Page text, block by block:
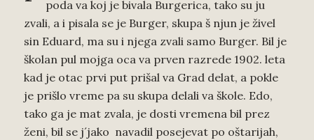
poda va koj je bivala Burgerica, tako su ju
zvali, a i pisala se je Burger, skupa š njun je živel
sin Eduard, ma su i njega zvali samo Burger. Bil je
školan pul mojga oca va prven razrede 1902. leta
kad je otac prvi put prišal va Grad delat, a pokle
je prišlo vreme pa su skupa delali va škole. Edo,
tako ga je mat zvala, je dosti vremena bil prez
ženi, bil se j´jako navadil posejevat po oštarijah,